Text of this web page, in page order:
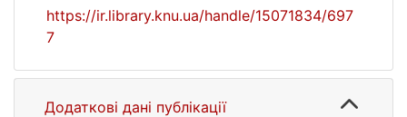
https://ir.library.knu.ua/handle/15071834/697
7
Додаткові дані публікації